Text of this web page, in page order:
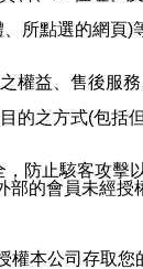
所點選的網頁)
權益、售後服
之方式(包括
防止駭客攻擊
的會員未經授
本公司存取